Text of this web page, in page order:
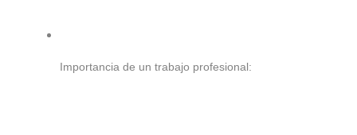
Importancia de un trabajo profesional: